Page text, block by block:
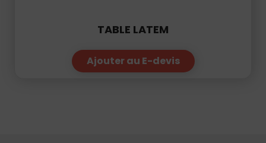
TABLE LATEM
Ajouter au E-devis